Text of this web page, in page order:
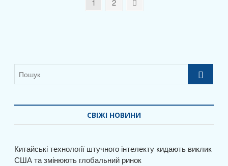
я
1 2
Пошук
СВІЖІ НОВИНИ
Китайські технології штучного інтелекту кидають виклик
США та змінюють глобальний ринок